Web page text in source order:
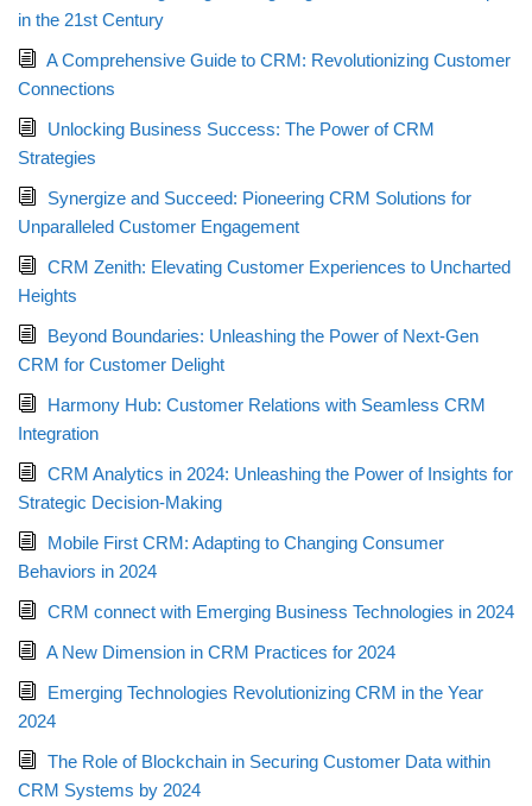
in the 21st Century
A Comprehensive Guide to CRM: Revolutionizing Customer
Connections
Unlocking Business Success: The Power of CRM
Strategies
Synergize and Succeed: Pioneering CRM Solutions for
Unparalleled Customer Engagement
CRM Zenith: Elevating Customer Experiences to Uncharted
Heights
Beyond Boundaries: Unleashing the Power of Next-Gen
CRM for Customer Delight
Harmony Hub: Customer Relations with Seamless CRM
Integration
CRM Analytics in 2024: Unleashing the Power of Insights for
Strategic Decision-Making
Mobile First CRM: Adapting to Changing Consumer
Behaviors in 2024
CRM connect with Emerging Business Technologies in 2024
A New Dimension in CRM Practices for 2024
Emerging Technologies Revolutionizing CRM in the Year
2024
The Role of Blockchain in Securing Customer Data within
CRM Systems by 2024